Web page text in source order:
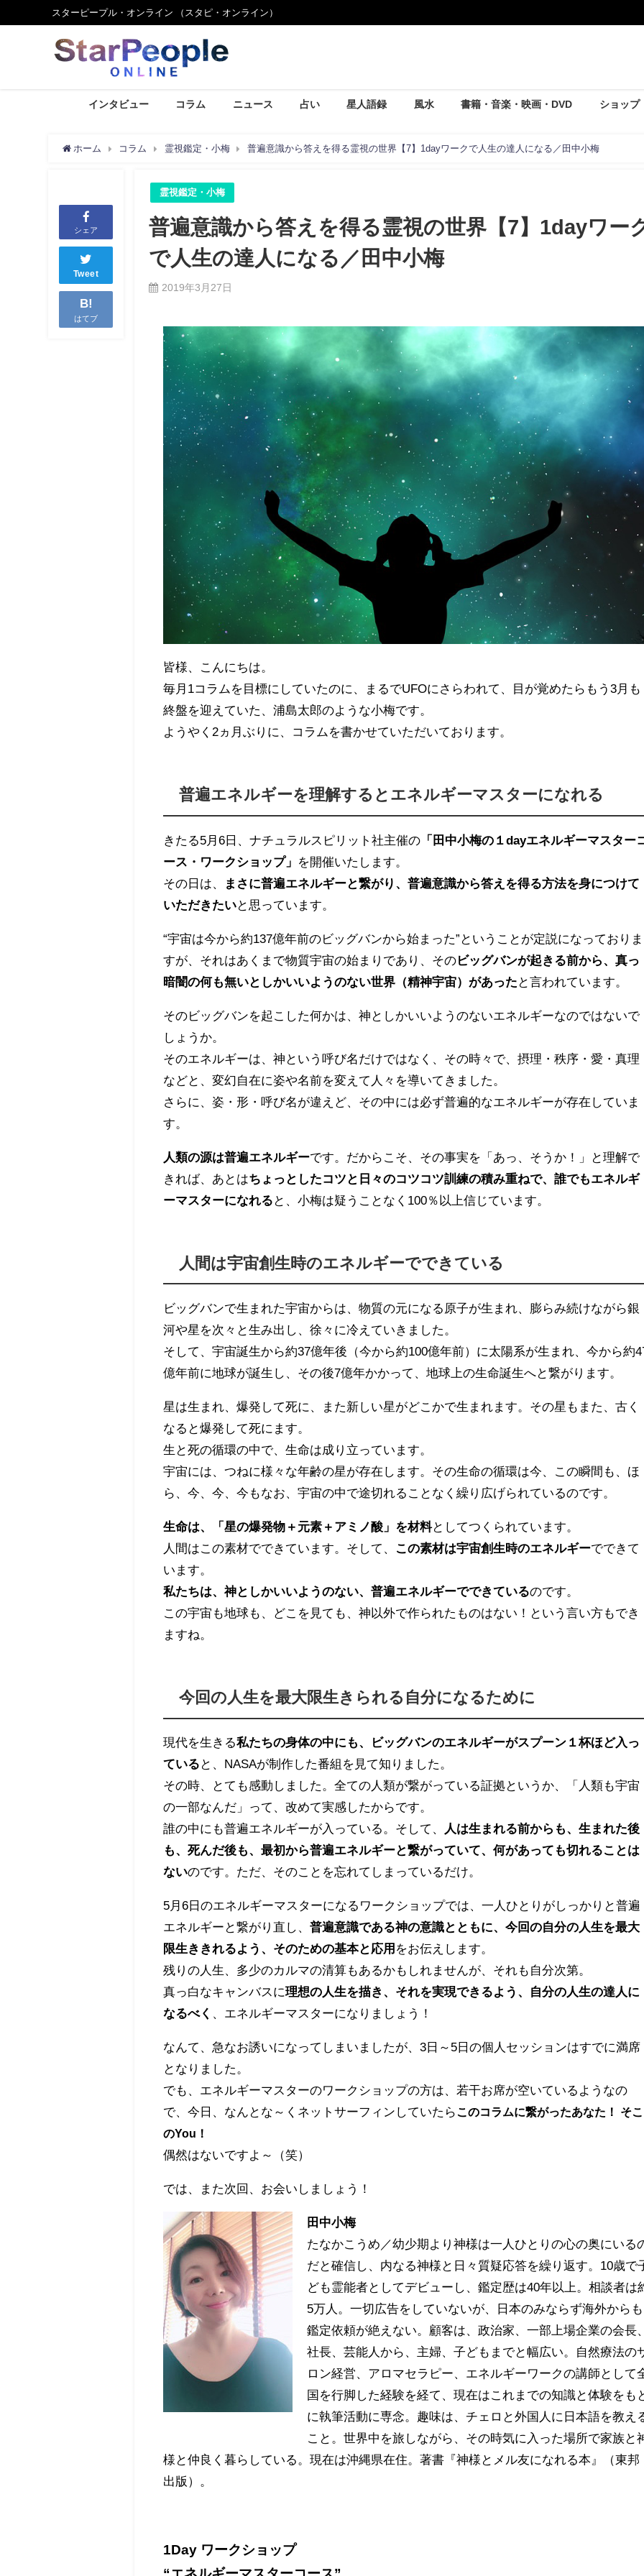
スターピープル・オンライン （スタピ・オンライン）
インタビュー コラム ニュース 占い 星人語録 風水 書籍・音楽・映画・DVD ショップ
ホーム コラム 霊視鑑定・小梅 普遍意識から答えを得る霊視の世界【7】1dayワークで人生の達人になる／田中小梅
シェア
Tweet
B!
はてブ
霊視鑑定・小梅
普遍意識から答えを得る霊視の世界【7】1dayワー
で人生の達人になる／田中小梅
2019年3月27日
皆様、こんにちは。
毎月1コラムを目標にしていたのに、まるでUFOにさらわれて、目が覚めたらもう3月も
終盤を迎えていた、浦島太郎のような小梅です。
ようやく2ヵ月ぶりに、コラムを書かせていただいております。
普遍エネルギーを理解するとエネルギーマスターになれる
きたる5月6日、ナチュラルスピリット社主催の 「田中小梅の１dayエネルギーマスター
ース・ワークショップ」
を開催いたします。
その日は、
まさに普遍エネルギーと繋がり、普遍意識から答えを得る方法を身につけて
いただきたいと思っています。
“宇宙は今から約137億年前のビッグバンから始まった”ということが定説になっておりま
すが、それはあくまで物質宇宙の始まりであり、そのビッグバンが起きる前から、真っ
暗闇の何も無いとしかいいようのない世界（精神宇宙）があった と言われています。
そのビッグバンを起こした何かは、神としかいいようのないエネルギーなのではないで
しょうか。
そのエネルギーは、神という呼び名だけではなく、その時々で、摂理・秩序・愛・真理
などと、変幻自在に姿や名前を変えて人々を導いてきました。
さらに、姿・形・呼び名が違えど、その中には必ず普遍的なエネルギーが存在していま
す。
人類の源は普遍エネルギーです。だからこそ、その事実を「あっ、そうか！」と理解で
きれば、あとはちょっとしたコツと日々のコツコツ訓練の積み重ねで、誰でもエネルギ
ーマスターになれる と、小梅は疑うことなく100％以上信じています。
人間は宇宙創生時のエネルギーでできている
ビッグバンで生まれた宇宙からは、物質の元になる原子が生まれ、膨らみ続けながら銀
河や星を次々と生み出し、徐々に冷えていきました。
そして、宇宙誕生から約37億年後（今から約100億年前）に太陽系が生まれ、今から約
億年前に地球が誕生し、その後7億年かかって、地球上の生命誕生へと繋がります。
星は生まれ、爆発して死に、また新しい星がどこかで生まれます。その星もまた、古く
なると爆発して死にます。
生と死の循環の中で、生命は成り立っています。
宇宙には、つねに様々な年齢の星が存在します。その生命の循環は今、この瞬間も、ほ
ら、今、今、今もなお、宇宙の中で途切れることなく繰り広げられているのです。
生命は、「星の爆発物＋元素＋アミノ酸」を材料としてつくられています。
人間はこの素材でできています。そして、
この素材は宇宙創生時のエネルギーでできて
います。
私たちは、神としかいいようのない、普遍エネルギーでできているのです。
この宇宙も地球も、どこを見ても、神以外で作られたものはない！という言い方もでき
ますね。
今回の人生を最大限生きられる自分になるために
現代を生きる私たちの身体の中にも、ビッグバンのエネルギーがスプーン１杯ほど入っ
ている と、NASAが制作した番組を見て知りました。
その時、とても感動しました。全ての人類が繋がっている証拠というか、「人類も宇宙
の一部なんだ」って、改めて実感したからです。
誰の中にも普遍エネルギーが入っている。そして、
人は生まれる前からも、生まれた後
も、死んだ後も、最初から普遍エネルギーと繋がっていて、何があっても切れることは
ないのです。ただ、そのことを忘れてしまっているだけ。
5月6日のエネルギーマスターになるワークショップでは、一人ひとりがしっかりと普遍
エネルギーと繋がり直し、普遍意識である神の意識とともに、今回の自分の人生を最大
限生ききれるよう、そのための基本と応用 をお伝えします。
残りの人生、多少のカルマの清算もあるかもしれませんが、それも自分次第。
真っ白なキャンバスに理想の人生を描き、それを実現できるよう、自分の人生の達人に
なるべく 、エネルギーマスターになりましょう！
なんて、急なお誘いになってしまいましたが、3日～5日の個人セッションはすでに満席
となりました。
でも、エネルギーマスターのワークショップの方は、若干お席が空いているようなの
で、今日、なんとな～くネットサーフィンしていたらこのコラムに繋がったあなた！ そこ
のYou！
偶然はないですよ～（笑）
では、また次回、お会いしましょう！
田中小梅
たなかこうめ／幼少期より神様は一人ひとりの心の奥にいる
だと確信し、内なる神様と日々質疑応答を繰り返す。10歳で
ども霊能者としてデビューし、鑑定歴は40年以上。相談者は
5万人。一切広告をしていないが、日本のみならず海外からも
鑑定依頼が絶えない。顧客は、政治家、一部上場企業の会長
社長、芸能人から、主婦、子どもまでと幅広い。自然療法の
ロン経営、アロマセラピー、エネルギーワークの講師として
国を行脚した経験を経て、現在はこれまでの知識と体験をも
に執筆活動に専念。趣味は、チェロと外国人に日本語を教え
こと。世界中を旅しながら、その時気に入った場所で家族と
様と仲良く暮らしている。現在は沖縄県在住。著書『神様とメル友になれる本』（東邦
出版）。
1Day ワークショップ